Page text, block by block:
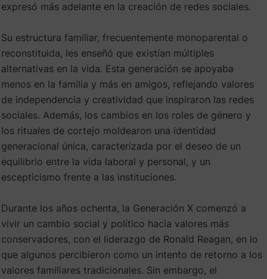
expresó más adelante en la creación de redes sociales.
Su estructura familiar, frecuentemente monoparental o
reconstituida, les enseñó que existían múltiples
alternativas en la vida. Esta generación se apoyaba
menos en la familia y más en amigos, reflejando valores
de independencia y creatividad que inspiraron las redes
sociales. Además, los cambios en los roles de género y
los rituales de cortejo moldearon una identidad
generacional única, caracterizada por el deseo de un
equilibrio entre la vida laboral y personal, y un
escepticismo frente a las instituciones.
Durante los años ochenta, la Generación X comenzó a
vivir un cambio social y político hacia valores más
conservadores, con el liderazgo de Ronald Reagan, en lo
que algunos percibieron como un intento de retorno a los
valores familiares tradicionales. Sin embargo, el